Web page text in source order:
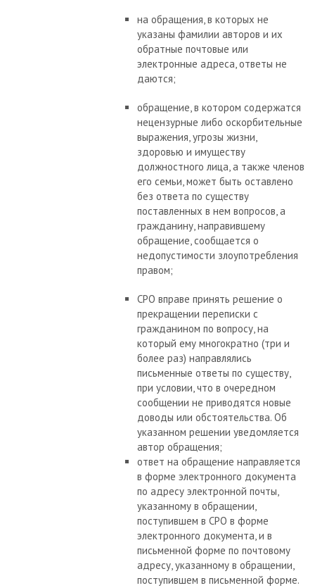
на обращения, в которых не
указаны фамилии авторов и их
обратные почтовые или
электронные адреса, ответы не
даются;
обращение, в котором содержатся
нецензурные либо оскорбительные
выражения, угрозы жизни,
здоровью и имуществу
должностного лица, а также членов
его семьи, может быть оставлено
без ответа по существу
поставленных в нем вопросов, а
гражданину, направившему
обращение, сообщается о
недопустимости злоупотребления
правом;
СРО вправе принять решение о
прекращении переписки с
гражданином по вопросу, на
который ему многократно (три и
более раз) направлялись
письменные ответы по существу,
при условии, что в очередном
сообщении не приводятся новые
доводы или обстоятельства. Об
указанном решении уведомляется
автор обращения;
ответ на обращение направляется
в форме электронного документа
по адресу электронной почты,
указанному в обращении,
поступившем в СРО в форме
электронного документа, и в
письменной форме по почтовому
адресу, указанному в обращении,
поступившем в письменной форме.